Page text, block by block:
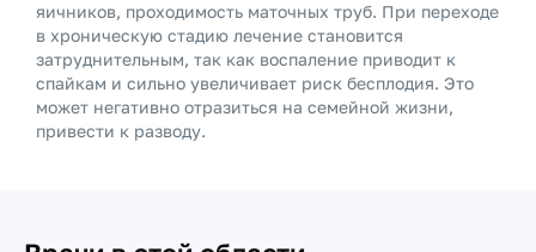
яичников, проходимость маточных труб. При переходе
в хроническую стадию лечение становится
затруднительным, так как воспаление приводит к
спайкам и сильно увеличивает риск бесплодия. Это
может негативно отразиться на семейной жизни,
привести к разводу.